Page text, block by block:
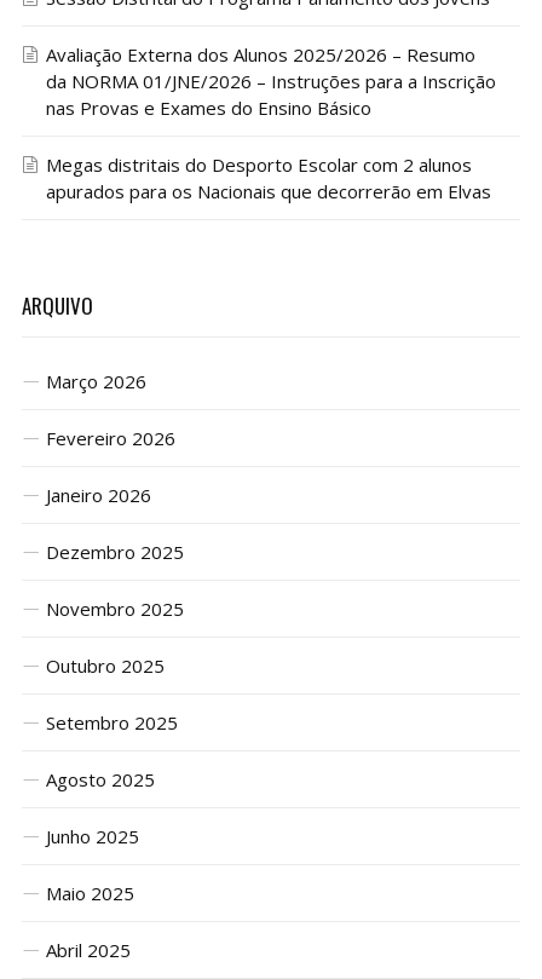
Avaliação Externa dos Alunos 2025/2026 – Resumo
da NORMA 01/JNE/2026 – Instruções para a Inscrição
nas Provas e Exames do Ensino Básico
Megas distritais do Desporto Escolar com 2 alunos
apurados para os Nacionais que decorrerão em Elvas
ARQUIVO
Março 2026
Fevereiro 2026
Janeiro 2026
Dezembro 2025
Novembro 2025
Outubro 2025
Setembro 2025
Agosto 2025
Junho 2025
Maio 2025
Abril 2025